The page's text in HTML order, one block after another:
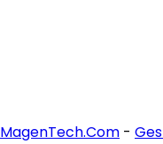
MagenTech.Com -